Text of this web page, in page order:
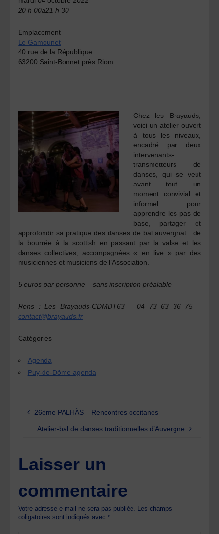
20 h 00à21 h 30
Emplacement
Le Gamounet
40 rue de la République
63200 Saint-Bonnet près Riom
Chez les Brayauds,
voici un atelier ouvert
à tous les niveaux,
encadré par deux
intervenants-
transmetteurs de
danses, qui se veut
avant tout un
moment convivial et
informel pour
apprendre les pas de
base, partager et
approfondir sa pratique des danses de bal auvergnat : de
la bourrée à la scottish en passant par la valse et les
danses collectives, accompagnées « en live » par des
musiciennes et musiciens de l’Association.
5 euros par personne – sans inscription préalable
Rens : Les Brayauds-CDMDT63 – 04 73 63 36 75 –
contact@brayauds.fr
Catégories
Agenda
Puy-de-Dôme agenda
26ème PALHÀS – Rencontres occitanes
Atelier-bal de danses traditionnelles d’Auvergne
Laisser un
commentaire
Votre adresse e-mail ne sera pas publiée. Les champs
obligatoires sont indiqués avec*